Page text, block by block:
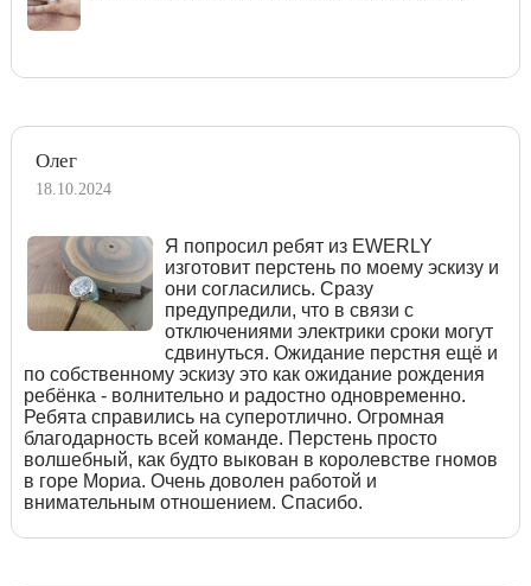
Олег
18.10.2024
Я попросил ребят из EWERLY
изготовит перстень по моему эскизу и
они согласились. Сразу
предупредили, что в связи с
отключениями электрики сроки могут
сдвинуться. Ожидание перстня ещё и
по собственному эскизу это как ожидание рождения
ребёнка - волнительно и радостно одновременно.
Ребята справились на суперотлично. Огромная
благодарность всей команде. Перстень просто
волшебный, как будто выкован в королевстве гномов
в горе Мориа. Очень доволен работой и
внимательным отношением. Спасибо.